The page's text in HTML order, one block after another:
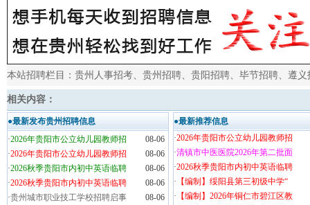
本站招聘栏目： 贵州人事招考、 贵州招聘、 贵阳招聘、 毕节招聘、 遵义
相关内容：
●最新发布贵州招聘信息
·2026年贵阳市公立幼儿园教师招
08-06
·2026年贵阳市公立幼儿园教师招
08-06
·2026秋季贵阳市内初中英语临聘
08-06
·2026秋季贵阳市内初中英语临聘
08-06
·贵州城市职业技工学校招聘启事
08-06
●最新推荐信息
·2026年贵阳市公立幼儿园教师招
·清镇市中医医院2026年第二批面
·2026秋季贵阳市内初中英语临聘
· 【编制】绥阳县第三初级中学“
· 【编制】2026年铜仁市碧江区教